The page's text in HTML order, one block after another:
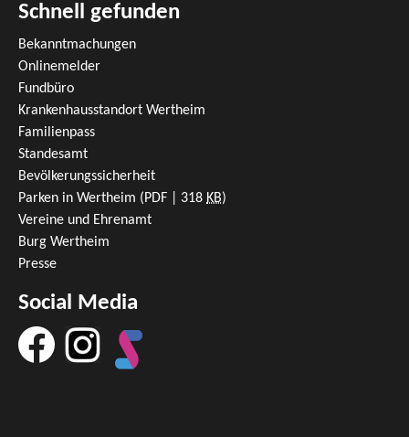
Schnell gefunden
Bekanntmachungen
Onlinemelder
Fundbüro
Krankenhausstandort Wertheim
Familienpass
Standesamt
Bevölkerungssicherheit
Parken in Wertheim (PDF | 318 KB)
Vereine und Ehrenamt
Burg Wertheim
Presse
Social Media